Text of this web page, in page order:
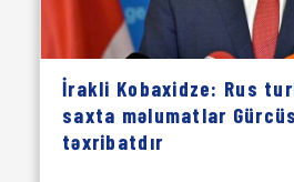
İrakli Kobaxidze: Rus
saxta məlumatlar
təxribatdır